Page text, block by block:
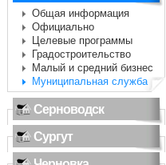
Общая информация
Официально
Целевые программы
Градостроительство
Малый и средний бизнес
Муниципальная служба
Серноводск
Сургут